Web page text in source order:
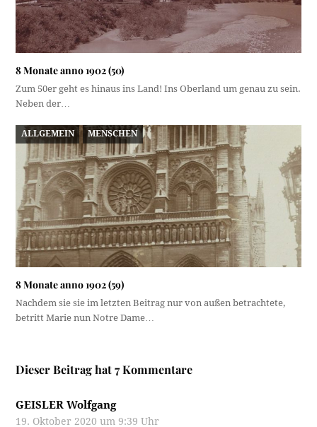
8 Monate anno 1902 (50)
Zum 50er geht es hinaus ins Land! Ins Oberland um genau zu sein.
Neben der…
ALLGEMEIN MENSCHEN
8 Monate anno 1902 (59)
Nachdem sie sie im letzten Beitrag nur von außen betrachtete,
betritt Marie nun Notre Dame…
Dieser Beitrag hat 7 Kommentare
GEISLER Wolfgang
19. Oktober 2020 um 9:39 Uhr